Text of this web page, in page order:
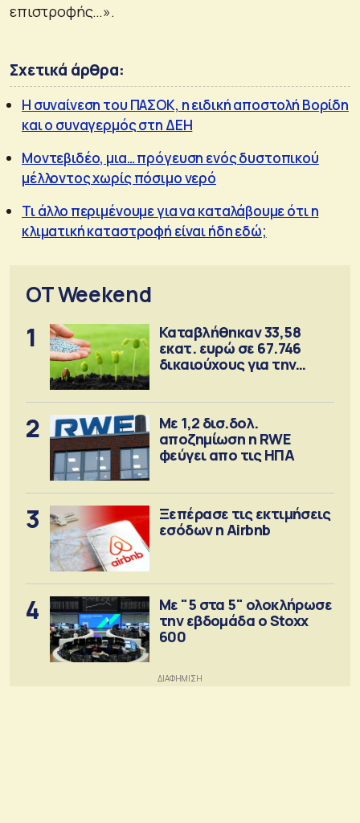
επιστροφής…».
Σχετικά άρθρα:
Η συναίνεση του ΠΑΣΟΚ, η ειδική αποστολή Βορίδη
και ο συναγερμός στη ΔΕΗ
Μοντεβιδέο, μια… πρόγευση ενός δυστοπικού
μέλλοντος χωρίς πόσιμο νερό
Τι άλλο περιμένουμε για να καταλάβουμε ότι η
κλιματική καταστροφή είναι ήδη εδώ;
OT Weekend
1
Καταβλήθηκαν 33,58
εκατ. ευρώ σε 67.746
δικαιούχους για την
2
Με 1,2 δισ.δολ.
αποζημίωση η RWE
φεύγει απο τις ΗΠΑ
3
Ξεπέρασε τις εκτιμήσεις
εσόδων η Airbnb
4
Με "5 στα 5" ολοκλήρωσε
την εβδομάδα ο Stoxx
600